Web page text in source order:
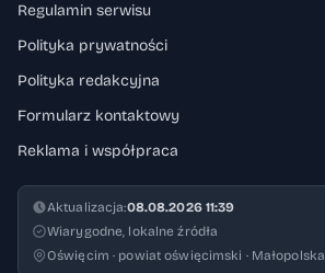
Regulamin serwisu
Polityka prywatności
Polityka redakcyjna
Formularz kontaktowy
Reklama i współpraca
Aktualizacja:08.08.2026 11:39
Wiarygodne, lokalne źródła
Oświęcim · powiat oświęcimski · Małopolska